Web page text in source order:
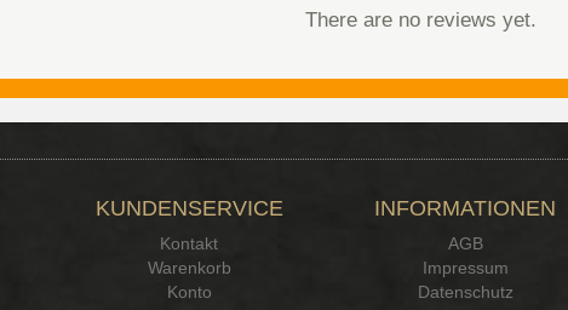
There are no reviews yet.
KUNDENSERVICE
Kontakt
Warenkorb
Konto
INFORMATIONEN
AGB
Impressum
Datenschutz